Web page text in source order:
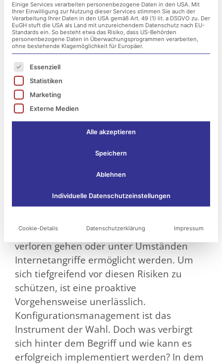
9. Oktober 2023
Fehlkonfigurationen in der IT-Infrastruktur
können für Unternehmen zu einem
wahren Alptraum werden. Eine alleinige
dass IT-Systeme ausfallen, kritische Daten
verloren gehen oder unter Umständen
Internetangriffe ermöglicht werden. Um
sich tiefgreifend vor diesen Risiken zu
schützen, ist eine proaktive
Vorgehensweise unerlässlich.
Konfigurationsmanagement ist das
Instrument der Wahl. Doch was verbirgt
sich hinter dem Begriff und wie kann es
erfolgreich implementiert werden? In dem
Einige Services verarbeiten personenbezogene Daten in den USA. Mit
Ihrer Einwilligung zur Nutzung dieser Services stimmen Sie auch der
Verarbeitung Ihrer Daten in den USA gemäß Art. 49 (1) lit. a DSGVO zu. Der
EuGH stuft die USA als Land mit unzureichendem Datenschutz nach EU-
Standards ein. So besteht etwa das Risiko, dass US-Behörden
personenbezogene Daten in Überwachungsprogrammen verarbeiten,
ohne bestehende Klagemöglichkeit für Europäer.
Es folgt eine Liste der Service-Gruppen, für die
Essenziell
Statistiken
Marketing
Externe Medien
Alle akzeptieren
Speichern
Ablehnen
Individuelle Datenschutzeinstellungen
Cookie-Details Datenschutzerklärung Impressum